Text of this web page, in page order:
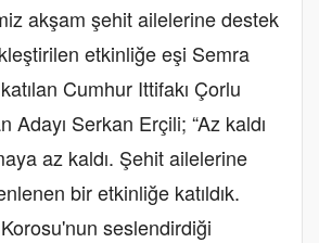
akşam şehit ailelerine destek
etkinliğe eşi Semra
Cumhur Ittifakı Çorlu
Adayı Serkan Erçili; “Az kaldı
az kaldı. Şehit ailelerine
bir etkinliğe katıldık.
seslendirdiği